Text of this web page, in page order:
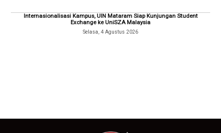
Internasionalisasi Kampus, UIN Mataram Siap Kunjungan Student
Exchange ke UniSZA Malaysia
Selasa, 4 Agustus 2026